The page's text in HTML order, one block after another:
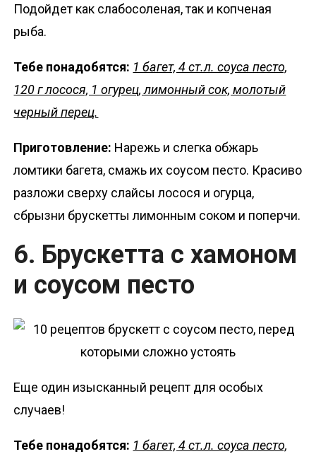
Подойдет как слабосоленая, так и копченая
рыба.
Тебе понадобятся: 1 багет, 4 ст.л. соуса песто,
120 г лосося, 1 огурец, лимонный сок, молотый
черный перец.
Приготовление: Нарежь и слегка обжарь
ломтики багета, смажь их соусом песто. Красиво
разложи сверху слайсы лосося и огурца,
сбрызни брускетты лимонным соком и поперчи.
6. Брускетта с хамоном
и соусом песто
Еще один изысканный рецепт для особых
случаев!
Тебе понадобятся: 1 багет, 4 ст.л. соуса песто,